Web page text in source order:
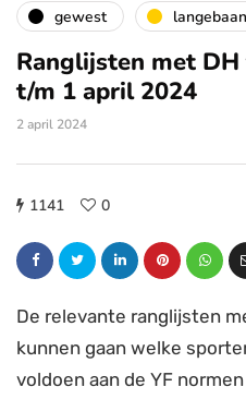
gewest langebaan
Ranglijsten met
t/m 1 april 2024
2 april 2024
1141 0
De relevante ranglijsten
kunnen gaan welke
voldoen aan de YF